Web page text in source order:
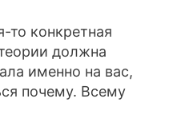
то конкретная
должна
именно на вас,
почему. Всему